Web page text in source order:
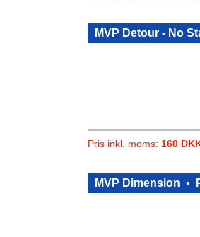
MVP Detour - No
Pris inkl. moms: 160
MVP Dimension •